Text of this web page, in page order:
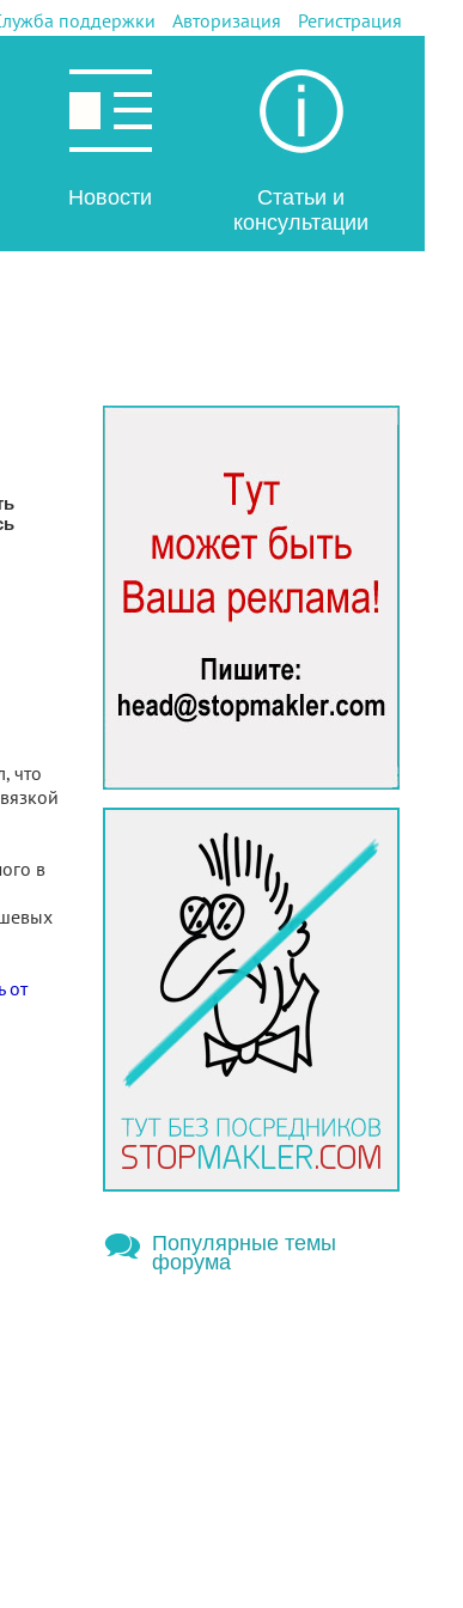
поддержки Авторизация Регистрация
Новости
Статьи и
консультации
что
в
от
Популярные темы
форума